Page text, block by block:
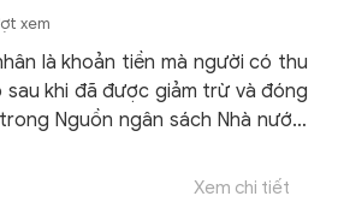
xem
là khoản tiền mà người có thu
khi đã được giảm trừ và đóng
Nguồn ngân sách Nhà nước.
có thể áp dụng tính mức thuế
Xem chi tiết